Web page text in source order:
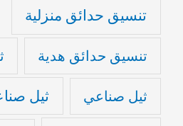
تنسيق حدائق منزلية
تنسيق حدائق هدية
ثيل صناعي ثيل